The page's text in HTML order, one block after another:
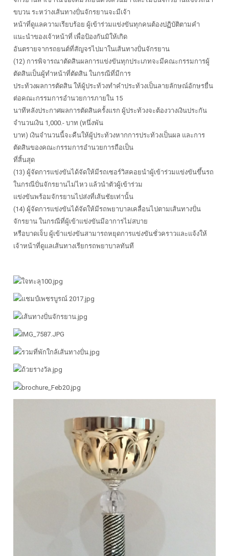
ขบวน ระหว่างเส้นทางปั่นจักรยานจะมีเจ้า
หน้าที่ดูแลความเรียบร้อย ผู้เข้าร่วมแข่งขันทุกคนต้องปฏิบัติตามคำ
แนะนำของเจ้าหน้าที่ เพื่อป้องกันมิให้เกิด
อันตรายจากรถยนต์ที่สัญจรไปมาในเส้นทางปั่นจักรยาน
(12) การพิจารณาตัดสินผลการแข่งขันทุกประเภทจะมีคณะกรรมการผู้
ตัดสินเป็นผู้ทำหน้าที่ตัดสิน ในกรณีที่มีการ
ประท้วงผลการตัดสิน ให้ผู้ประท้วงทำคำประท้วงเป็นลายลักษณ์อักษรยื่น
ต่อคณะกรรมการอำนวยการภายใน 15
นาทีหลังประกาศผลการตัดสินครั้งแรก ผู้ประท้วงจะต้องวางเงินประกัน
จำนวนเงิน 1,000.- บาท (หนึ่งพัน
บาท) เงินจำนวนนี้จะคืนให้ผู้ประท้วงหากการประท้วงเป็นผล และการ
ตัดสินของคณะกรรมการอำนวยการถือเป็น
ที่สิ้นสุด
(13) ผู้จัดการแข่งขันได้จัดให้มีรถเซอร์วิสคอยนำผู้เข้าร่วมแข่งขันขึ้นรถ
ในกรณีปั่นจักรยานไม่ไหว แล้วนำตัวผู้เข้าร่วม
แข่งขันพร้อมจักรยานไปส่งที่เส้นชัยเท่านั้น
(14) ผู้จัดการแข่งขันได้จัดให้มีรถพยาบาลเคลื่อนไปตามเส้นทางปั่น
จักรยาน ในกรณีที่ผู้เข้าแข่งขันมีอาการไม่สบาย
หรือบาดเจ็บ ผู้เข้าแข่งขันสามารถหยุดการแข่งขันชั่วคราวและแจ้งให้
เจ้าหน้าที่ดูแลเส้นทางเรียกรถพยาบาลทันที